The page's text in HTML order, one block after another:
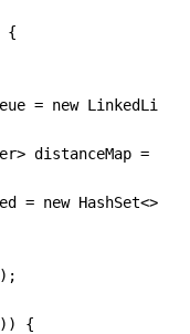
{
new LinkedLi
distanceMap =
HashSet<>
{